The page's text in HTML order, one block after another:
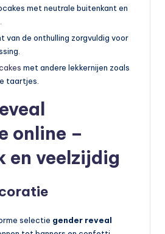
met neutrale buitenkant en
van de onthulling zorgvuldig voor
met andere lekkernijen zoals
taartjes.
online –
en veelzijdig
selectie gender reveal